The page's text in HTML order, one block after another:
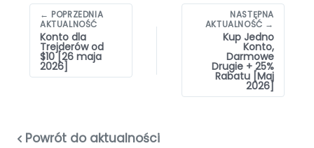
Nawigacja
wpisów
← POPRZEDNIA
AKTUALNOŚĆ
Konto dla
Trejderów od
$10 [26 maja
2026]
NASTĘPNA
AKTUALNOŚĆ →
Kup Jedno
Konto,
Darmowe
Drugie + 25%
Rabatu [Maj
2026]
Powrót do aktualności